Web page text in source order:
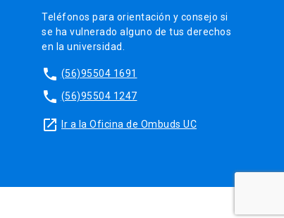
Teléfonos para orientación y consejo si
se ha vulnerado alguno de tus derechos
en la universidad.
phone (56)95504 1691
phone (56)95504 1247
launch Ir a la Oficina de Ombuds UC